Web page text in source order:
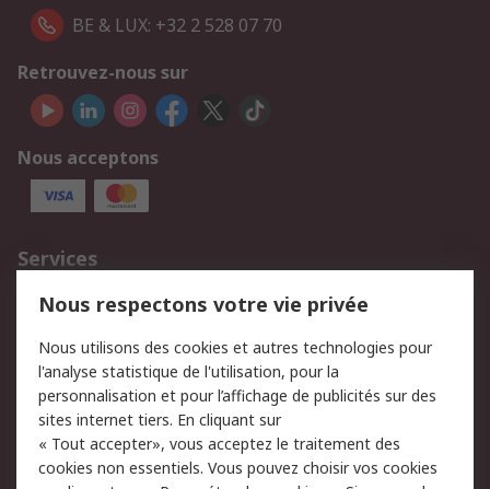
BE & LUX: +32 2 528 07 70
Retrouvez-nous sur
Nous acceptons
Services
750.000 produits
2.500 marques
Retours
Support technique
Track & trace
Legal
Nous respectons votre vie privée
Nous utilisons des cookies et autres technologies pour
l'analyse statistique de l'utilisation, pour la
personnalisation et pour l’affichage de publicités sur des
sites internet tiers. En cliquant sur
« Tout accepter», vous acceptez le traitement des
cookies non essentiels. Vous pouvez choisir vos cookies